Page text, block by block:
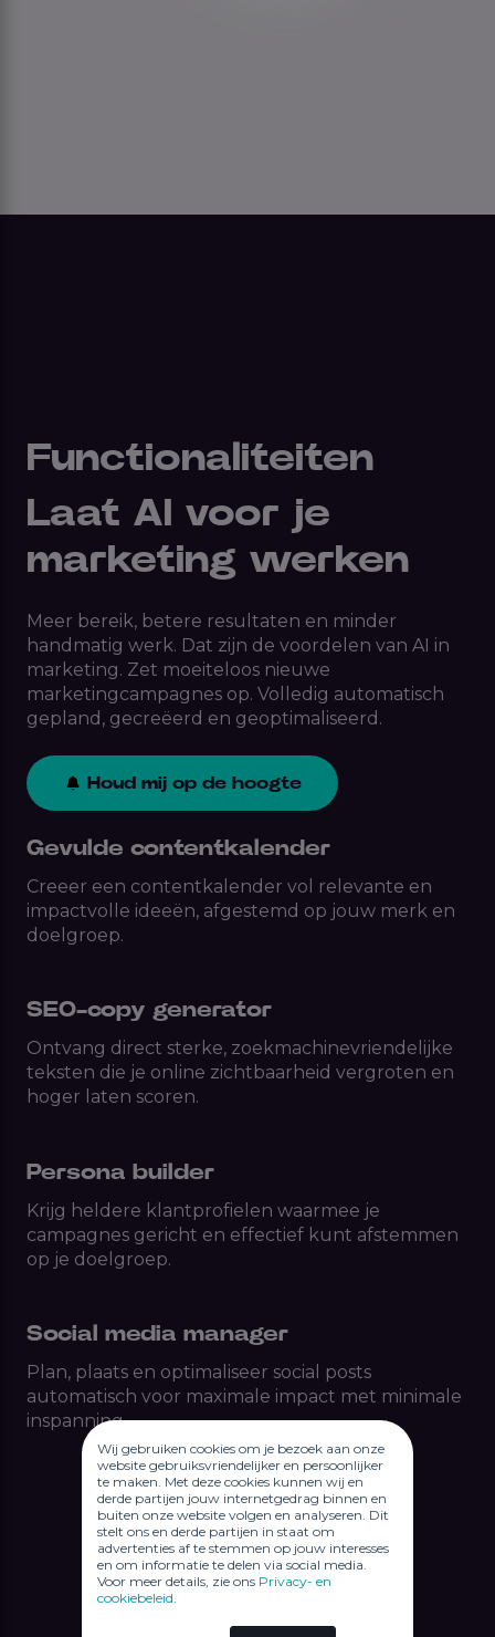
Wij gebruiken cookies om je bezoek aan onze
website gebruiksvriendelijker en persoonlijker
te maken. Met deze cookies kunnen wij en
derde partijen jouw internetgedrag binnen en
buiten onze website volgen en analyseren. Dit
stelt ons en derde partijen in staat om
advertenties af te stemmen op jouw interesses
en om informatie te delen via social media.
Voor meer details, zie ons Privacy- en
cookiebeleid
Functionaliteiten
Laat AI voor je
marketing werken
Meer bereik, betere resultaten en minder
handmatig werk. Dat zijn de voordelen van AI in
marketing. Zet moeiteloos nieuwe
marketingcampagnes op. Volledig automatisch
gepland, gecreëerd en geoptimaliseerd.
Houd mij op de hoogte
Gevulde contentkalender
Creeer een contentkalender vol relevante en
impactvolle ideeën, afgestemd op jouw merk en
doelgroep.
SEO-copy generator
Ontvang direct sterke, zoekmachinevriendelijke
teksten die je online zichtbaarheid vergroten en
hoger laten scoren.
Persona builder
Krijg heldere klantprofielen waarmee je
campagnes gericht en effectief kunt afstemmen
op je doelgroep.
Social media manager
Plan, plaats en optimaliseer social posts
automatisch voor maximale impact met minimale
inspanning.